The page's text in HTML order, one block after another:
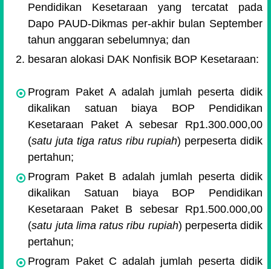
Pendidikan Kesetaraan yang tercatat pada
Dapo PAUD-Dikmas per-akhir bulan September
tahun anggaran sebelumnya; dan
besaran alokasi DAK Nonfisik BOP Kesetaraan:
Program Paket A adalah jumlah peserta didik
dikalikan satuan biaya BOP Pendidikan
Kesetaraan Paket A sebesar Rp1.300.000,00
(satu juta tiga ratus ribu rupiah) perpeserta didik
pertahun;
Program Paket B adalah jumlah peserta didik
dikalikan Satuan biaya BOP Pendidikan
Kesetaraan Paket B sebesar Rp1.500.000,00
(satu juta lima ratus ribu rupiah) perpeserta didik
pertahun;
Program Paket C adalah jumlah peserta didik